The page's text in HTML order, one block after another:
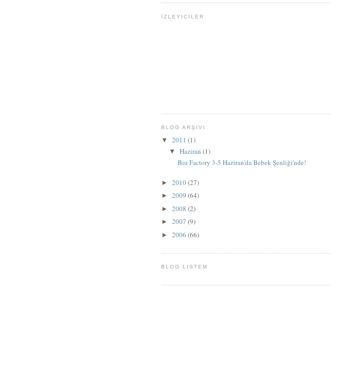
İZLEYICILER
BLOG ARŞIVI
▼ 2011 (1)
▼Haziran(1)
Biu Factory 3-5 Haziran'da Bebek Şenliği'nde!
► 2010(27)
► 2009 (64)
► 2008 (2)
► 2007 (9)
► 2006 (66)
BLOG LISTEM